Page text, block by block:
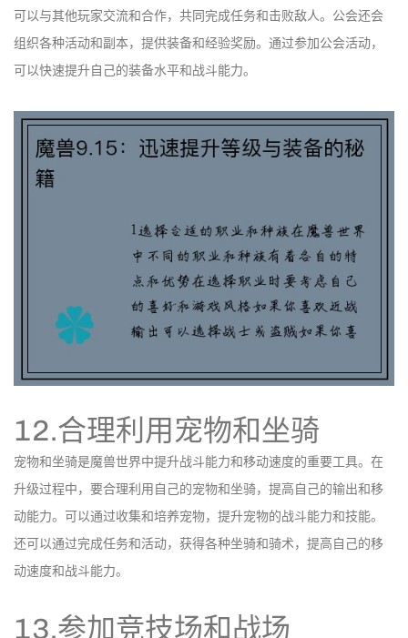
可以与其他玩家交流和合作，共同完成任务和击败敌人。公会还会
组织各种活动和副本，提供装备和经验奖励。通过参加公会活动，
可以快速提升自己的装备水平和战斗能力。
12.合理利用宠物和坐骑
宠物和坐骑是魔兽世界中提升战斗能力和移动速度的重要工具。在
升级过程中，要合理利用自己的宠物和坐骑，提高自己的输出和移
动能力。可以通过收集和培养宠物，提升宠物的战斗能力和技能。
还可以通过完成任务和活动，获得各种坐骑和骑术，提高自己的移
动速度和战斗能力。
13.参加竞技场和战场